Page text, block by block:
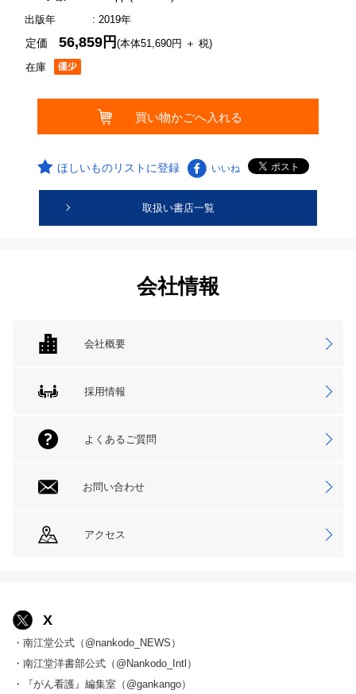
出版年
: 2019年
在庫
定価56,859円(本体51,690円 ＋ 税)
ほしいものリストに登録 いいね
取扱い書店一覧
会社情報
会社概要
採用情報
よくあるご質問
お問い合わせ
アクセス
X
・南江堂公式（@nankodo_NEWS）
・南江堂洋書部公式（@Nankodo_Intl）
・『がん看護』編集室（@gankango）